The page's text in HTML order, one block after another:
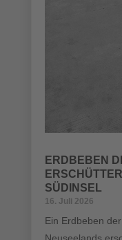
ERDBEBEN
SÜDINSEL
16. Juli 2026
Ein Erdbeben
Neuseelands